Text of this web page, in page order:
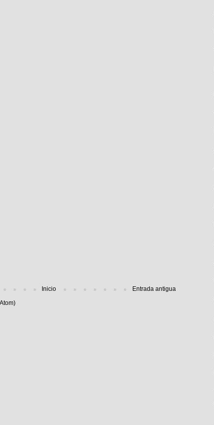
Entrada antigua
Inicio